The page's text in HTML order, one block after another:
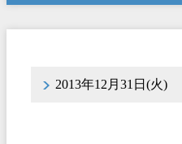
2013年12月31日(火)